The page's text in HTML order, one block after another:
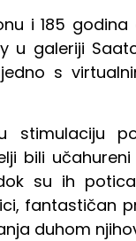
i 185
u galeriji
s
stimulaciju
bili
su ih
fantastičan
duhom